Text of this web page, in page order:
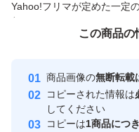
Yahoo!フリマが定めた一定
付与しています
安心取引出品者
取引実績
この商品の
商品画像の無断転載
コピーされた情報は
してください
コピーは1商品につ
この商品をみている人に